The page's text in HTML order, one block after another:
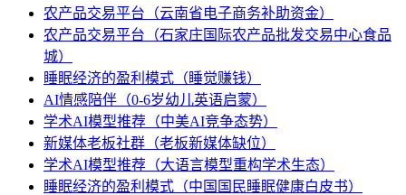
农产品交易平台（云南省电子商务补助资金）
农产品交易平台（石家庄国际农产品批发交易中心食品
城）
睡眠经济的盈利模式（睡觉赚钱）
AI情感陪伴（0-6岁幼儿英语启蒙）
学术AI模型推荐（中美AI竞争态势）
新媒体老板社群（老板新媒体缺位）
学术AI模型推荐（大语言模型重构学术生态）
睡眠经济的盈利模式（中国国民睡眠健康白皮书）